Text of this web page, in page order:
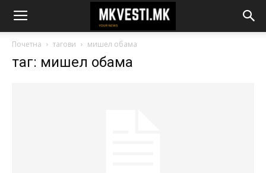
Почетна тагови мишел обама
таг: мишел обама